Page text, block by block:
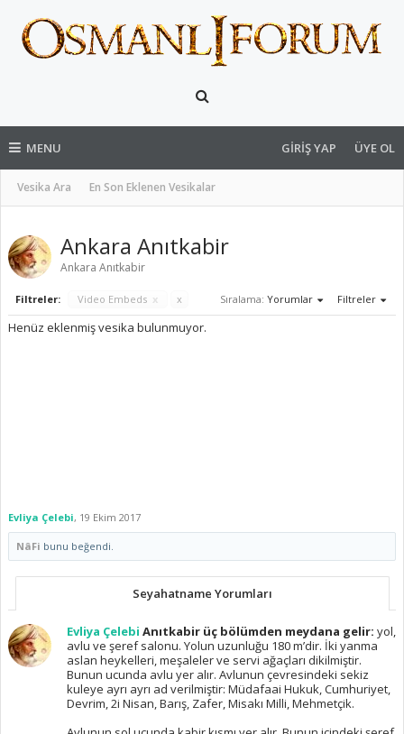
MENU
Vesika Ara En Son Eklenen Vesikalar
GIRIŞ YAP ÜYE OL
Ankara Anıtkabir
Ankara Anıtkabir
Filtreler: Video Embeds x x Sıralama: Yorumlar Filtreler
Henüz eklenmiş vesika bulunmuyor.
Evliya Çelebi, 19 Ekim 2017
NâFi bunu beğendi.
Seyahatname Yorumları
Evliya Çelebi Anıtkabir üç bölümden meydana gelir: yol,
avlu ve şeref salonu. Yolun uzunluğu 180 m’dir. İki yanma
aslan heykelleri, meşaleler ve servi ağaçları dikilmiştir.
Bunun ucunda avlu yer alır. Avlunun çevresindeki sekiz
kuleye ayrı ayrı ad verilmiştir: Müdafaai Hukuk, Cumhuriyet,
Devrim, 2i Nisan, Barış, Zafer, Misakı Milli, Mehmetçik.